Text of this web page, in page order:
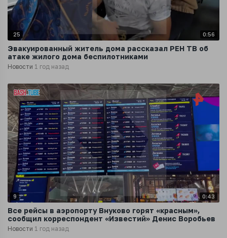
25 0:56
Эвакуированный житель дома рассказал РЕН ТВ об
атаке жилого дома беспилотниками
Новости 1 год назад
9 0:43
Все рейсы в аэропорту Внуково горят «красным»,
сообщил корреспондент «Известий» Денис Воробьев
Новости 1 год назад